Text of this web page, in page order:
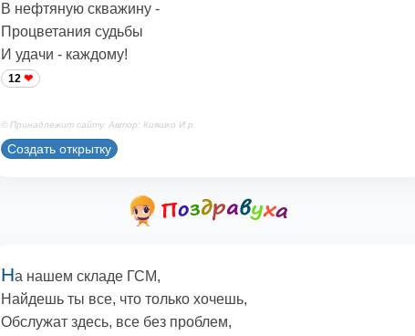
В нефтяную скважину -
Процветания судьбы
И удачи - каждому!
12
© Принадлежит сайту. Автор: Кияшко И.р.
Создать открытку
На нашем складе ГСМ,
Найдешь ты все, что только хочешь,
Обслужат здесь, все без проблем,